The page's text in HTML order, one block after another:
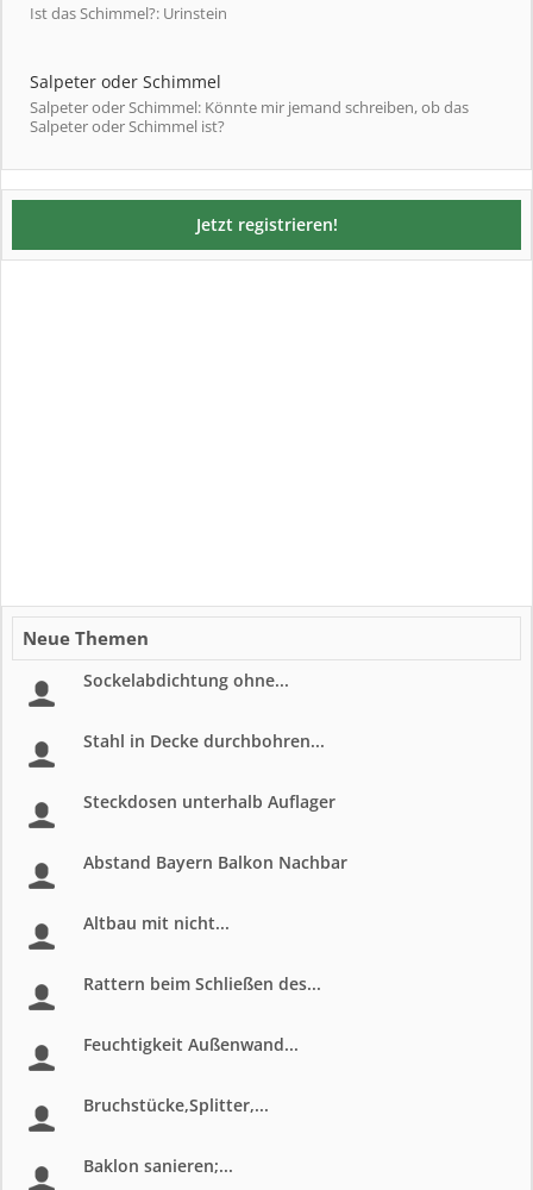
Ist das Schimmel?: Urinstein
Salpeter oder Schimmel
Salpeter oder Schimmel: Könnte mir jemand schreiben, ob das
Salpeter oder Schimmel ist?
Jetzt registrieren!
Neue Themen
Sockelabdichtung ohne...
Stahl in Decke durchbohren...
Steckdosen unterhalb Auflager
Abstand Bayern Balkon Nachbar
Altbau mit nicht...
Rattern beim Schließen des...
Feuchtigkeit Außenwand...
Bruchstücke,Splitter,...
Baklon sanieren;...